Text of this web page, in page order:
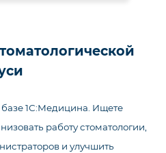
1С:Медицина. Ищете
работу стоматологии,
и улучшить